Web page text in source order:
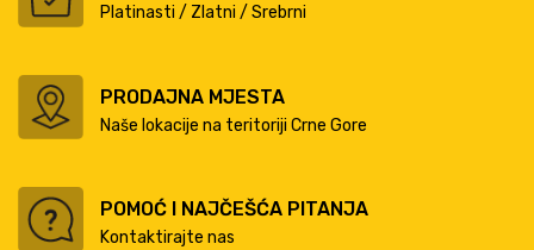
Platinasti / Zlatni / Srebrni
PRODAJNA MJESTA
Naše lokacije na teritoriji Crne Gore
POMOĆ I NAJČEŠĆA PITANJA
Kontaktirajte nas